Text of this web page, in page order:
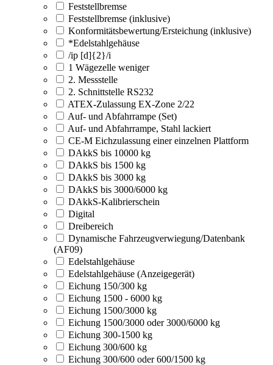
Feststellbremse
Feststellbremse (inklusive)
Konformitätsbewertung/Ersteichung (inklusive)
*Edelstahlgehäuse
/ip [d]{2}/i
1 Wägezelle weniger
2. Messstelle
2. Schnittstelle RS232
ATEX-Zulassung EX-Zone 2/22
Auf- und Abfahrrampe (Set)
Auf- und Abfahrrampe, Stahl lackiert
CE-M Eichzulassung einer einzelnen Plattform
DAkkS bis 10000 kg
DAkkS bis 1500 kg
DAkkS bis 3000 kg
DAkkS bis 3000/6000 kg
DAkkS-Kalibrierschein
Digital
Dreibereich
Dynamische Fahrzeugverwiegung/Datenbank
(AF09)
Edelstahlgehäuse
Edelstahlgehäuse (Anzeigegerät)
Eichung 150/300 kg
Eichung 1500 - 6000 kg
Eichung 1500/3000 kg
Eichung 1500/3000 oder 3000/6000 kg
Eichung 300-1500 kg
Eichung 300/600 kg
Eichung 300/600 oder 600/1500 kg